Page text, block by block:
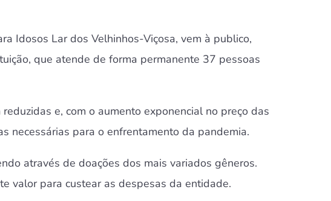
Idosos Lar dos Velhinhos-Viçosa, vem à publico,
que atende de forma permanente 37 pessoas
e, com o aumento exponencial no preço das
necessárias para o enfrentamento da pandemia.
através de doações dos mais variados gêneros.
valor para custear as despesas da entidade.